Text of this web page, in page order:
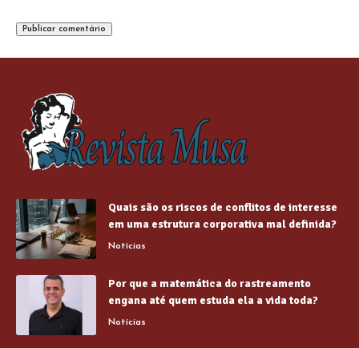
Quais são os riscos de conflitos de interesse
em uma estrutura corporativa mal definida?
Notícias
Por que a matemática do rastreamento
engana até quem estuda ela a vida toda?
Notícias